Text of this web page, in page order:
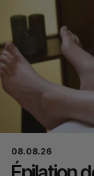
08.08.26